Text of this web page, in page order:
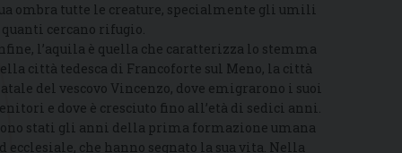
ombra tutte le creature, specialmente gli umili
quanti cercano rifugio.
l’aquila è quella che caratterizza lo stemma
città tedesca di Francoforte sul Meno, la città
del vescovo Vincenzo, dove emigrarono i suoi
e dove è cresciuto fino all’età di sedici anni.
stati gli anni della prima formazione umana
ecclesiale, che hanno segnato la sua vita. Nella